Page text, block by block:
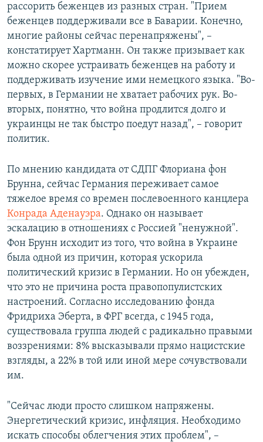
рассорить беженцев из разных стран. "Прием
беженцев поддерживали все в Баварии. Конечно,
многие районы сейчас перенапряжены", –
констатирует Хартманн. Он также призывает как
можно скорее устраивать беженцев на работу и
поддерживать изучение ими немецкого языка. "Во-
первых, в Германии не хватает рабочих рук. Во-
вторых, понятно, что война продлится долго и
украинцы не так быстро поедут назад", – говорит
политик.
По мнению кандидата от СДПГ Флориана фон
Брунна, сейчас Германия переживает самое
тяжелое время со времен послевоенного канцлера
Конрада Аденауэра. Однако он называет
эскалацию в отношениях с Россией "ненужной".
Фон Брунн исходит из того, что война в Украине
была одной из причин, которая ускорила
политический кризис в Германии. Но он убежден,
что это не причина роста правопопулистских
настроений. Согласно исследованию фонда
Фридриха Эберта, в ФРГ всегда, с 1945 года,
существовала группа людей с радикально правыми
воззрениями: 8% высказывали прямо нацистские
взгляды, а 22% в той или иной мере сочувствовали
им.
"Сейчас люди просто слишком напряжены.
Энергетический кризис, инфляция. Необходимо
искать способы облегчения этих проблем", –